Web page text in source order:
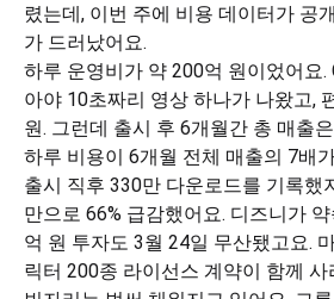
렸는데, 이번 주에 비용 데이터가 공
가 드러났어요.
하루 운영비가 약 200억 원이었어요.
아야 10초짜리 영상 하나가 나왔고,
원. 그런데 출시 후 6개월간 총 매출
하루 비용이 6개월 전체 매출의 7배
출시 직후 330만 다운로드를 기록했
만으로 66% 급감했어요. 디즈니가
억 원 투자도 3월 24일 무산됐고요.
릭터 200종 라이선스 계약이 함께 사